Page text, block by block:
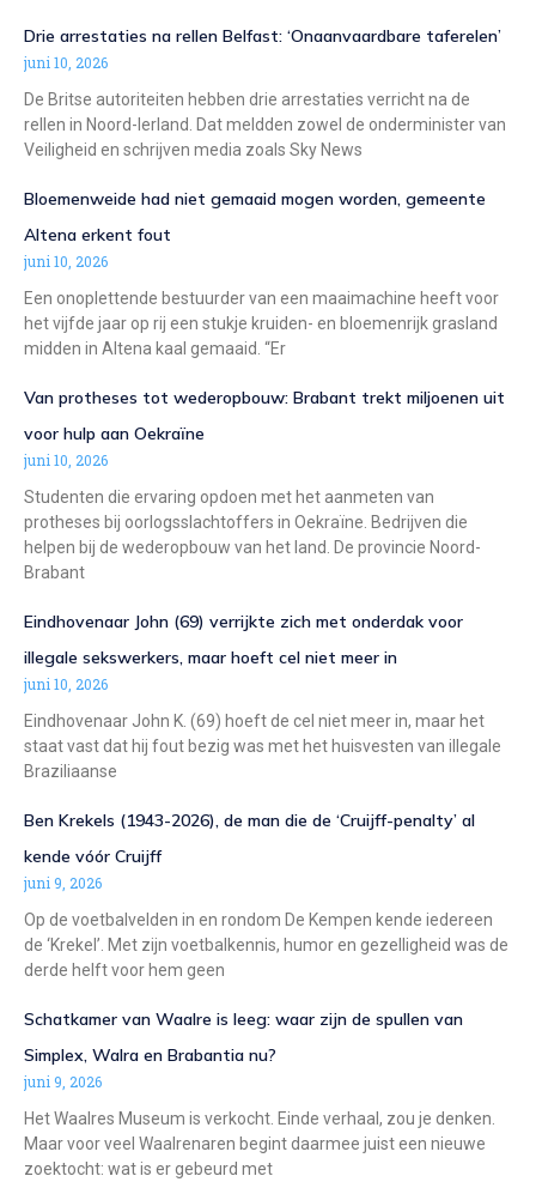
Drie arrestaties na rellen Belfast: ‘Onaanvaardbare taferelen’
juni 10, 2026
De Britse autoriteiten hebben drie arrestaties verricht na de
rellen in Noord-Ierland. Dat meldden zowel de onderminister van
Veiligheid en schrijven media zoals Sky News
Bloemenweide had niet gemaaid mogen worden, gemeente
Altena erkent fout
juni 10, 2026
Een onoplettende bestuurder van een maaimachine heeft voor
het vijfde jaar op rij een stukje kruiden- en bloemenrijk grasland
midden in Altena kaal gemaaid. “Er
Van protheses tot wederopbouw: Brabant trekt miljoenen uit
voor hulp aan Oekraïne
juni 10, 2026
Studenten die ervaring opdoen met het aanmeten van
protheses bij oorlogsslachtoffers in Oekraïne. Bedrijven die
helpen bij de wederopbouw van het land. De provincie Noord-
Brabant
Eindhovenaar John (69) verrijkte zich met onderdak voor
illegale sekswerkers, maar hoeft cel niet meer in
juni 10, 2026
Eindhovenaar John K. (69) hoeft de cel niet meer in, maar het
staat vast dat hij fout bezig was met het huisvesten van illegale
Braziliaanse
Ben Krekels (1943-2026), de man die de ‘Cruijff-penalty’ al
kende vóór Cruijff
juni 9, 2026
Op de voetbalvelden in en rondom De Kempen kende iedereen
de ‘Krekel’. Met zijn voetbalkennis, humor en gezelligheid was de
derde helft voor hem geen
Schatkamer van Waalre is leeg: waar zijn de spullen van
Simplex, Walra en Brabantia nu?
juni 9, 2026
Het Waalres Museum is verkocht. Einde verhaal, zou je denken.
Maar voor veel Waalrenaren begint daarmee juist een nieuwe
zoektocht: wat is er gebeurd met